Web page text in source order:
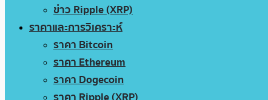
ข่าว Ripple (XRP)
ราคาและการวิเคราะห์
ราคา Bitcoin
ราคา Ethereum
ราคา Dogecoin